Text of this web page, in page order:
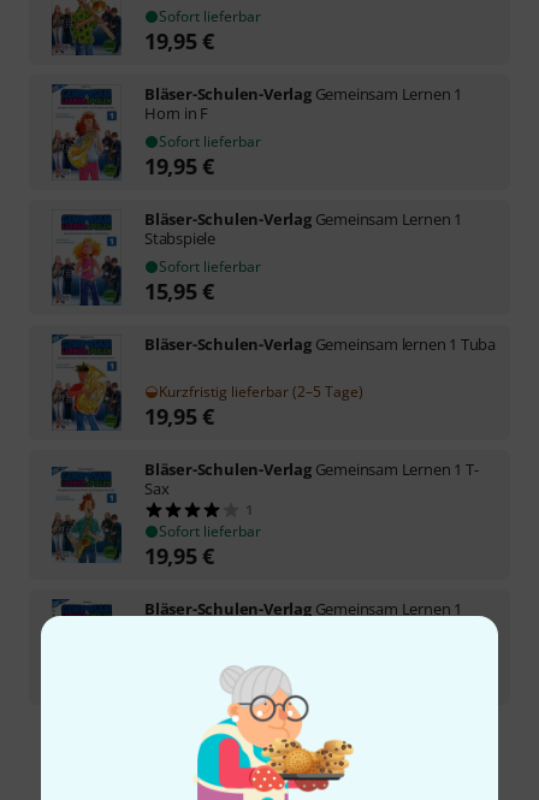
Sofort lieferbar
19,95€
Bläser-Schulen-Verlag Gemeinsam Lernen 1
Horn in F
Sofort lieferbar
19,95€
Bläser-Schulen-Verlag Gemeinsam Lernen 1
Stabspiele
Sofort lieferbar
15,95€
Bläser-Schulen-Verlag Gemeinsam lernen 1 Tuba
Kurzfristig lieferbar (2–5 Tage)
19,95€
Bläser-Schulen-Verlag Gemeinsam Lernen 1 T-
Sax
1
Sofort lieferbar
19,95€
Bläser-Schulen-Verlag Gemeinsam Lernen 1
Kostenloser Versand ab 29 €
Alle Preise inkl. MwSt.